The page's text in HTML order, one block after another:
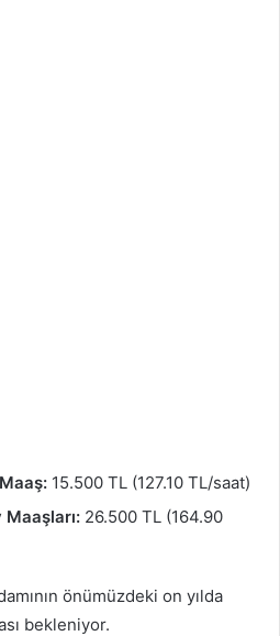
15.500 TL (127.10 TL/saat)
Maaşları: 26.500 TL (164.90
önümüzdeki on yılda
bekleniyor.